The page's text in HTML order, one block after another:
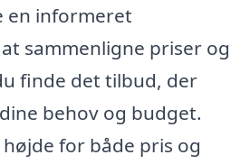
en informeret
sammenligne priser og
finde det tilbud, der
behov og budget.
for både pris og